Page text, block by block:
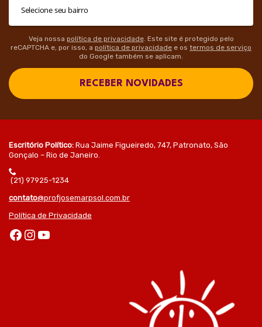
Veja nossa política de privacidade. Este site é protegido pelo
reCAPTCHA e, por isso, a política de privacidade e os termos de serviço
do Google também se aplicam.
RECEBER NOVIDADES
Escritório Político: Rua Jaime Figueiredo, 747, Patronato, São
Gonçalo – Rio de Janeiro.
(21) 97925-1234
contato@profjosemarpsol.com.br
Política de Privacidade
Facebook Instagram Youtube